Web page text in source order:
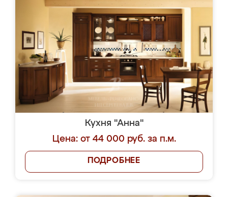
Кухня "Анна"
Цена: от 44 000 руб. за п.м.
ПОДРОБНЕЕ